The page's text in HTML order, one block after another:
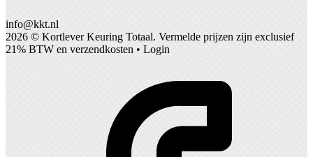
info@kkt.nl
2026 © Kortlever Keuring Totaal. Vermelde prijzen zijn exclusief
21% BTW en verzendkosten • Login